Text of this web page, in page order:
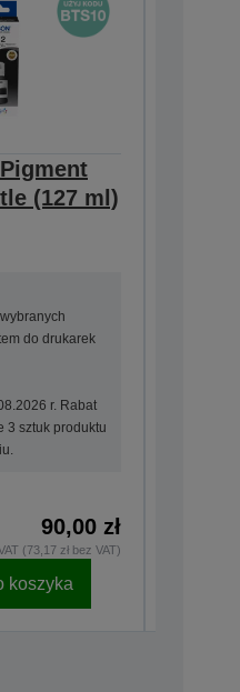
(127 ml)
do drukarek
r. Rabat
3 sztuk produktu
90,00 zł
(73,17 zł bez VAT)
koszyka